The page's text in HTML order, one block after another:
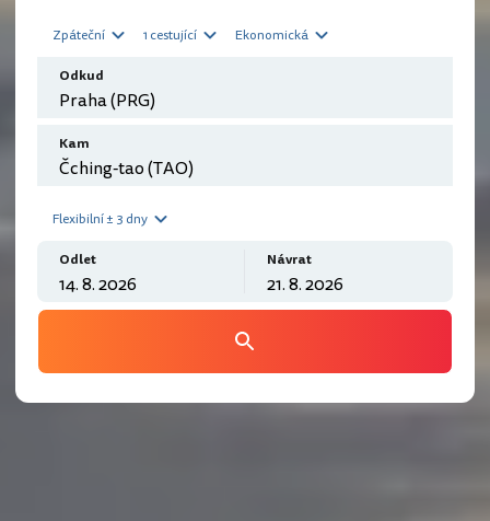
Zpáteční 1 cestující Ekonomická
Odkud
Kam
Flexibilní ± 3 dny
Odlet Návrat